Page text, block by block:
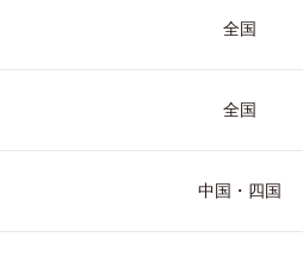
全国
全国
中国・四国